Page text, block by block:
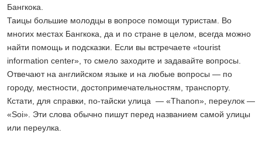
Бангкока.
Таицы большие молодцы в вопросе помощи туристам. Во
многих местах Бангкока, да и по стране в целом, всегда можно
найти помощь и подсказки. Если вы встречаете «tourist
information center», то смело заходите и задавайте вопросы.
Отвечают на английском языке и на любые вопросы — по
городу, местности, достопримечательностям, транспорту.
Кстати, для справки, по-тайски улица — «Thanon», переулок —
«Soi». Эти слова обычно пишут перед названием самой улицы
или переулка.